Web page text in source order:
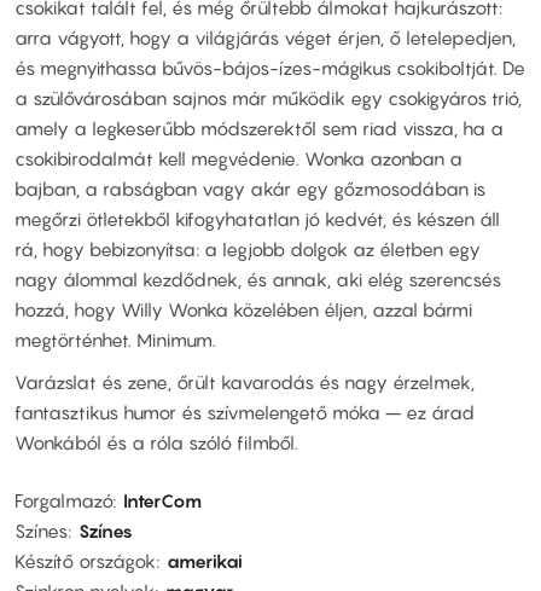
csokikat talált fel, és még őrültebb álmokat hajkurászott:
arra vágyott, hogy a világjárás véget érjen, ő letelepedjen,
és megnyithassa bűvös-bájos-ízes-mágikus csokiboltját. De
a szülővárosában sajnos már működik egy csokigyáros trió,
amely a legkeserűbb módszerektől sem riad vissza, ha a
csokibirodalmát kell megvédenie. Wonka azonban a
bajban, a rabságban vagy akár egy gőzmosodában is
megőrzi ötletekből kifogyhatatlan jó kedvét, és készen áll
rá, hogy bebizonyítsa: a legjobb dolgok az életben egy
nagy álommal kezdődnek, és annak, aki elég szerencsés
hozzá, hogy Willy Wonka közelében éljen, azzal bármi
megtörténhet. Minimum.
Varázslat és zene, őrült kavarodás és nagy érzelmek,
fantasztikus humor és szívmelengető móka – ez árad
Wonkából és a róla szóló filmből.
Forgalmazó InterCom
Színes Színes
Készítő országok
amerikai